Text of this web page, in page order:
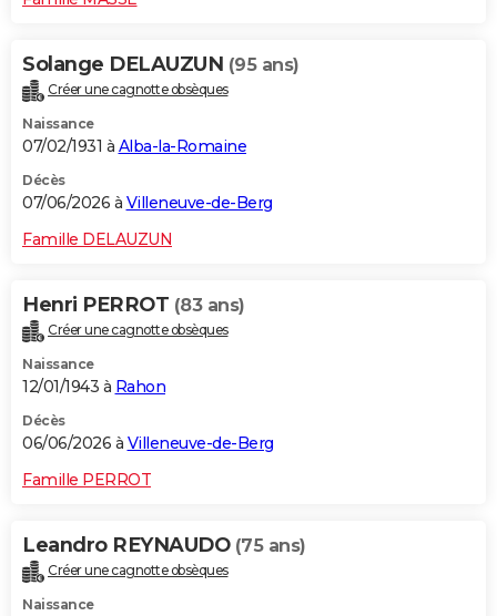
Solange DELAUZUN (95 ans)
Créer une cagnotte obsèques
Naissance
07/02/1931 à Alba-la-Romaine
Décès
07/06/2026 à Villeneuve-de-Berg
Famille DELAUZUN
Henri PERROT (83 ans)
Créer une cagnotte obsèques
Naissance
12/01/1943 à Rahon
Décès
06/06/2026 à Villeneuve-de-Berg
Famille PERROT
Leandro REYNAUDO (75 ans)
Créer une cagnotte obsèques
Naissance